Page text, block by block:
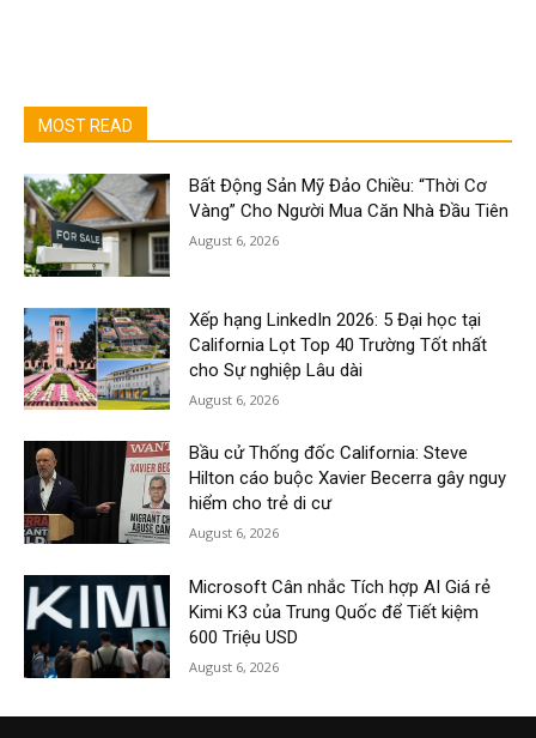
MOST READ
Bất Động Sản Mỹ Đảo Chiều: “Thời Cơ
Vàng” Cho Người Mua Căn Nhà Đầu Tiên
August 6, 2026
Xếp hạng LinkedIn 2026: 5 Đại học tại
California Lọt Top 40 Trường Tốt nhất
cho Sự nghiệp Lâu dài
August 6, 2026
Bầu cử Thống đốc California: Steve
Hilton cáo buộc Xavier Becerra gây nguy
hiểm cho trẻ di cư
August 6, 2026
Microsoft Cân nhắc Tích hợp AI Giá rẻ
Kimi K3 của Trung Quốc để Tiết kiệm
600 Triệu USD
August 6, 2026